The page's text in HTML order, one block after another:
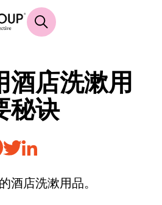
酒店洗漱用
秘诀
酒店洗漱用品。